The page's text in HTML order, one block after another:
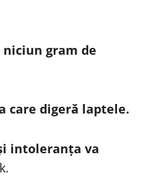
gram de
care digeră laptele.
intoleranța va